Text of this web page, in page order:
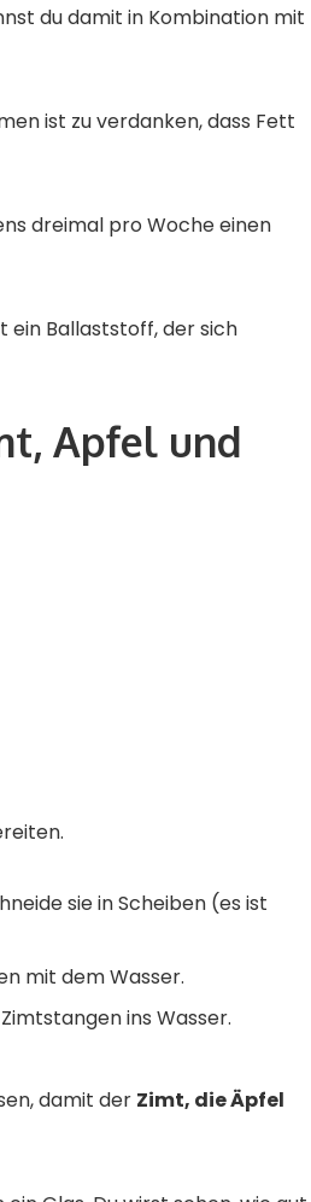
du damit in Kombination mit
ist zu verdanken, dass Fett
dreimal pro Woche einen
ein Ballaststoff, der sich
Apfel und
sie in Scheiben (es ist
mit dem Wasser.
ins Wasser.
damit der Zimt, die Äpfel